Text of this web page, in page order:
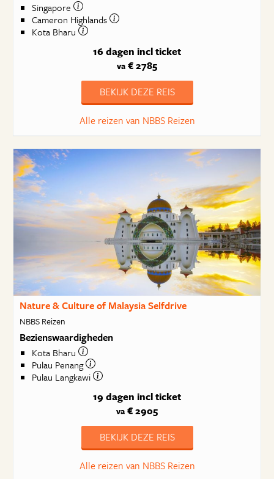
Singapore
Cameron Highlands
Kota Bharu
16 dagen incl ticket
va € 2785
BEKIJK DEZE REIS
Alle reizen van NBBS Reizen
Nature & Culture of Malaysia Selfdrive
NBBS Reizen
Bezienswaardigheden
Kota Bharu
Pulau Penang
Pulau Langkawi
19 dagen incl ticket
va € 2905
BEKIJK DEZE REIS
Alle reizen van NBBS Reizen